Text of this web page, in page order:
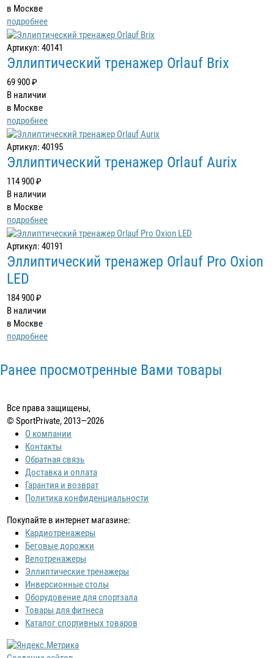
в Москве
подробнее
Артикул: 40141
Эллиптический тренажер Orlauf Brix
69 900 ₽
В наличии
в Москве
подробнее
Артикул: 40195
Эллиптический тренажер Orlauf Aurix
114 900 ₽
В наличии
в Москве
подробнее
Артикул: 40191
Эллиптический тренажер Orlauf Pro Oxion
LED
184 900 ₽
В наличии
в Москве
подробнее
Ранее просмотренные Вами товары
Все права защищены,
© SportPrivate, 2013—2026
О компании
Контакты
Обратная связь
Доставка и оплата
Гарантия и возврат
Политика конфиденциальности
Покупайте в интернет магазине:
Кардиотренажеры
Беговые дорожки
Велотренажеры
Эллиптические тренажеры
Инверсионные столы
Оборудовение для спортзала
Товары для фитнеса
Каталог спортивных товаров